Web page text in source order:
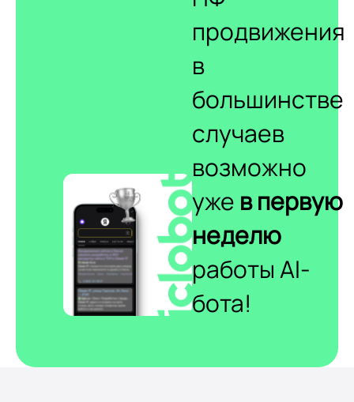
продвижения
в
большинстве
случаев
возможно
уже в первую
неделю
работы AI-
бота!